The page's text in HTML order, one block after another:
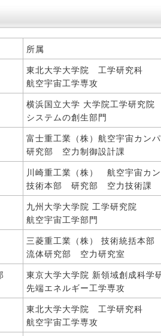
所属
東北大学大学院 工学研究科
航空宇宙工学専攻
横浜国立大学 大学院工学研究院
システムの創生部門
富士重工業（株）航空宇宙カン
研究部 空力制御設計課
川崎重工業（株） 航空宇宙カ
技術本部 研究部 空力技術課
九州大学大学院 工学研究院
航空宇宙工学部門
三菱重工業（株） 技術統括本
流体研究部 空力研究室
東京大学大学院 新領域創成科学
先端エネルギー工学専攻
東北大学大学院 工学研究科
航空宇宙工学専攻